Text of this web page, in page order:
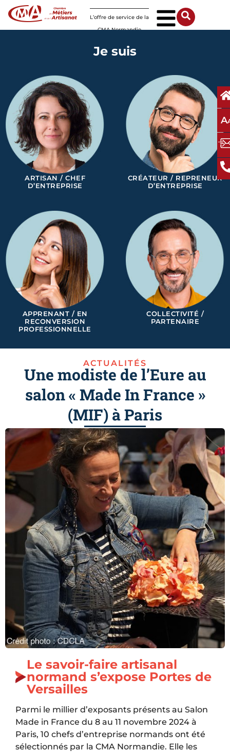
L’offre de service de la
CMA Normandie
A
Je suis
ARTISAN / CHEF
D’ENTREPRISE
CRÉATEUR / REPRENEUR
D’ENTREPRISE
APPRENANT / EN
RECONVERSION
PROFESSIONNELLE
COLLECTIVITÉ /
PARTENAIRE
ACTUALITÉS
Une modiste de l’Eure au
salon « Made In France »
(MIF) à Paris
Le savoir-faire artisanal
normand s’expose Portes de
Versailles
Parmi le millier d’exposants présents au Salon
Made in France du 8 au 11 novembre 2024 à
Paris, 10 chefs d’entreprise normands ont été
sélectionnés par la CMA Normandie. Elle les
Panneau de gestion des cookies